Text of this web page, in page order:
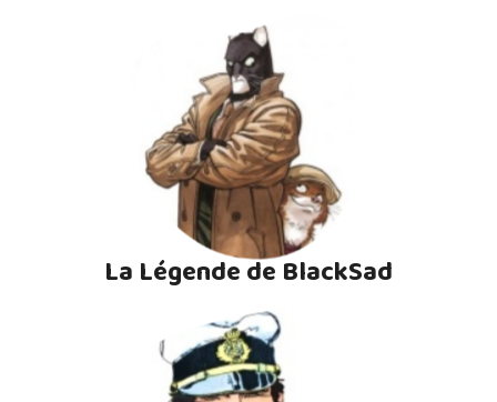
La Légende de BlackSad